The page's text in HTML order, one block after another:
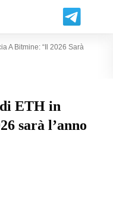
A Bitmine: “il 2026 Sarà
ETH in
sarà l’anno